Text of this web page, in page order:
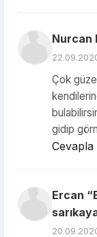
Nurcan
Çok
gidip
Cevapla
Ercan